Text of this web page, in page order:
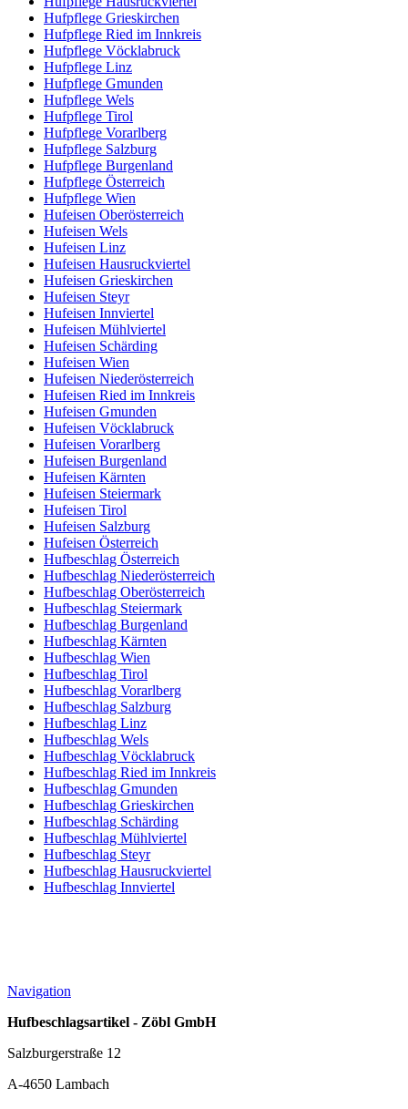
Hufpflege Grieskirchen
Hufpflege Ried im Innkreis
Hufpflege Vöcklabruck
Hufpflege Linz
Hufpflege Gmunden
Hufpflege Wels
Hufpflege Tirol
Hufpflege Vorarlberg
Hufpflege Salzburg
Hufpflege Burgenland
Hufpflege Österreich
Hufpflege Wien
Hufeisen Oberösterreich
Hufeisen Wels
Hufeisen Linz
Hufeisen Hausruckviertel
Hufeisen Grieskirchen
Hufeisen Steyr
Hufeisen Innviertel
Hufeisen Mühlviertel
Hufeisen Schärding
Hufeisen Wien
Hufeisen Niederösterreich
Hufeisen Ried im Innkreis
Hufeisen Gmunden
Hufeisen Vöcklabruck
Hufeisen Vorarlberg
Hufeisen Burgenland
Hufeisen Kärnten
Hufeisen Steiermark
Hufeisen Tirol
Hufeisen Salzburg
Hufeisen Österreich
Hufbeschlag Österreich
Hufbeschlag Niederösterreich
Hufbeschlag Oberösterreich
Hufbeschlag Steiermark
Hufbeschlag Burgenland
Hufbeschlag Kärnten
Hufbeschlag Wien
Hufbeschlag Tirol
Hufbeschlag Vorarlberg
Hufbeschlag Salzburg
Hufbeschlag Linz
Hufbeschlag Wels
Hufbeschlag Vöcklabruck
Hufbeschlag Ried im Innkreis
Hufbeschlag Gmunden
Hufbeschlag Grieskirchen
Hufbeschlag Schärding
Hufbeschlag Mühlviertel
Hufbeschlag Steyr
Hufbeschlag Hausruckviertel
Hufbeschlag Innviertel
Navigation
Hufbeschlagsartikel - Zöbl GmbH
Salzburgerstraße 12
A-4650 Lambach